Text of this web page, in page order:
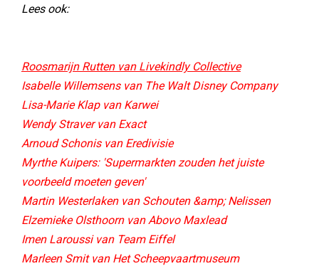
Lees ook:
Roosmarijn Rutten van Livekindly Collective
Isabelle Willemsens van The Walt Disney Company
Lisa-Marie Klap van Karwei
Wendy Straver van Exact
Arnoud Schonis van Eredivisie
Myrthe Kuipers: 'Supermarkten zouden het juiste
voorbeeld moeten geven'
Martin Westerlaken van Schouten &amp; Nelissen
Elzemieke Olsthoorn van Abovo Maxlead
Imen Laroussi van Team Eiffel
Marleen Smit van Het Scheepvaartmuseum